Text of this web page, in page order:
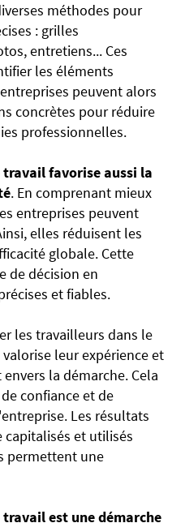
méthodes pour
: grilles
entretiens... Ces
les éléments
peuvent alors
concrètes pour réduire
professionnelles.
travailfavorise aussi la
. En comprenant mieux
entreprises peuvent
elles réduisent les
globale. Cette
de décision en
et fiables.
les travailleurs dans le
leur expérience et
la démarche. Cela
confiance et de
Les résultats
capitalisés et utilisés
permettent une
travailest une démarche